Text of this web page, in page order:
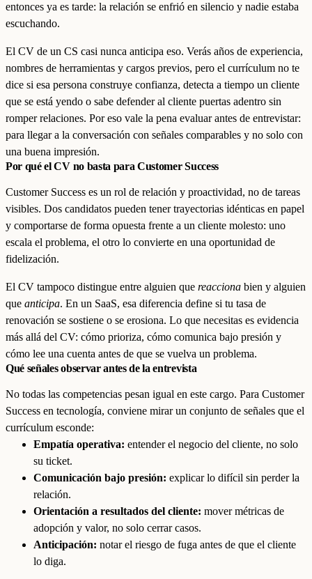
entonces ya es tarde: la relación se enfrió en silencio y nadie estaba
escuchando.
El CV de un CS casi nunca anticipa eso. Verás años de experiencia,
nombres de herramientas y cargos previos, pero el currículum no te
dice si esa persona construye confianza, detecta a tiempo un cliente
que se está yendo o sabe defender al cliente puertas adentro sin
romper relaciones. Por eso vale la pena evaluar antes de entrevistar:
para llegar a la conversación con señales comparables y no solo con
una buena impresión.
Por qué el CV no basta para Customer Success
Customer Success es un rol de relación y proactividad, no de tareas
visibles. Dos candidatos pueden tener trayectorias idénticas en papel
y comportarse de forma opuesta frente a un cliente molesto: uno
escala el problema, el otro lo convierte en una oportunidad de
fidelización.
El CV tampoco distingue entre alguien que reacciona bien y alguien
que anticipa. En un SaaS, esa diferencia define si tu tasa de
renovación se sostiene o se erosiona. Lo que necesitas es evidencia
más allá del CV: cómo prioriza, cómo comunica bajo presión y
cómo lee una cuenta antes de que se vuelva un problema.
Qué señales observar antes de la entrevista
No todas las competencias pesan igual en este cargo. Para Customer
Success en tecnología, conviene mirar un conjunto de señales que el
currículum esconde:
Empatía operativa: entender el negocio del cliente, no solo
su ticket.
Comunicación bajo presión: explicar lo difícil sin perder la
relación.
Orientación a resultados del cliente: mover métricas de
adopción y valor, no solo cerrar casos.
Anticipación: notar el riesgo de fuga antes de que el cliente
lo diga.